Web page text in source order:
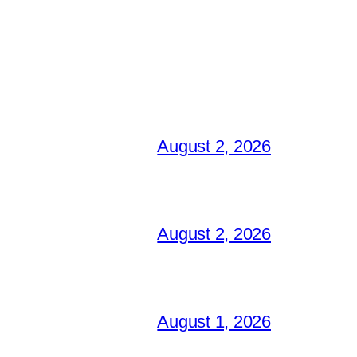
August 2, 2026
August 2, 2026
August 1, 2026